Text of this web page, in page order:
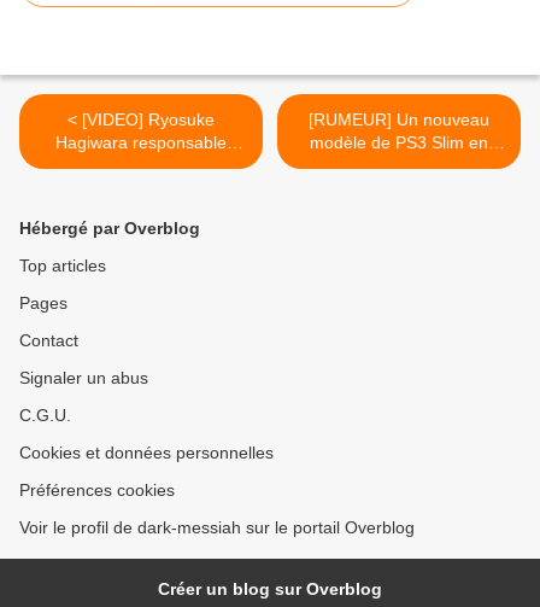
< [VIDEO] Ryosuke
Hagiwara responsable
marketing chez Capcom
[RUMEUR] Un nouveau
modèle de PS3 Slim en
préparation ? / Edit : Sony
Hébergé par Overblog
Top articles
Pages
Contact
Signaler un abus
C.G.U.
Cookies et données personnelles
Préférences cookies
Voir le profil de dark-messiah sur le portail Overblog
Créer un blog sur Overblog